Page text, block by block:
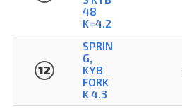
48
K=4.2
12
SPRIN
G,
KYB
FORK
K 4.3